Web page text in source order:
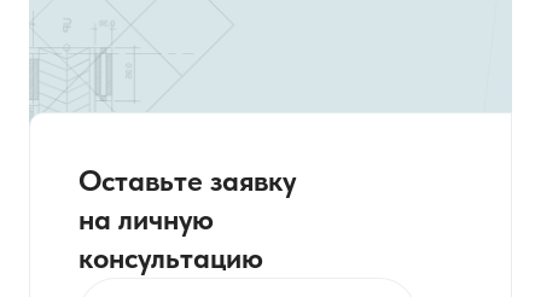
Оставьте заявку
на личную
консультацию